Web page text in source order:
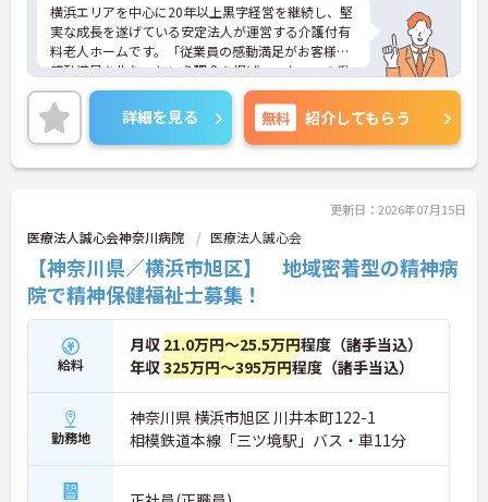
横浜エリアを中心に20年以上黒字経営を継続し、堅
実な成長を遂げている安定法人が運営する介護付有
料老人ホームです。「従業員の感動満足がお客様の
感動満足を生む」という理念を掲げ、スタッフの働
きやすさを第一に考えた環境整備に力を入れていま
す。全拠点共通で「眠りスキャン」やインカム、ケ
ア記録ソフトなどの最新ICT機器を導入しており、業
務の効率化とスタッフの身体的負担の軽減を実現し
ています。さらに、有資格者の方のキャリア形成を
度をはじめ、マネジメントやリーダーシップを学べ
る独自の研修プログラムも充実しています。さらな
るスキルアップと長期的なキャリアアップを目指せ
る、非常に魅力的な職場環境です。
★おすすめPOINT★
【ICT機器の積極的な導入で、身体的負担を抑えなが
ら働けます】
・眠りスキャンやインカムなどの最新設備を活用
し、効率的な見守りと円滑な情報共有を実現してい
・無駄な業務が削減されることで心身のゆとりが生
まれ、ご入居者様お一人おひとりに寄り添ったケア
ができます
詳細を見る 無料 紹介してもらう
更新日：2026年07月15日
医療法人誠心会神奈川病院 医療法人誠心会
【神奈川県／横浜市旭区】 地域密着型の精神病
院で精神保健福祉士募集！
給料
月収 21.0万円～25.5万円程度（諸手当込）
年収325万円～395万円程度（諸手当込）
勤務地
神奈川県 横浜市旭区 川井本町122-1
相模鉄道本線「三ツ境駅」バス・車11分